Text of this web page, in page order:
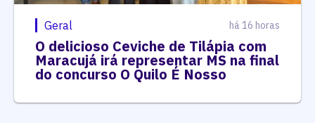
Geral há 16 horas
O delicioso Ceviche de Tilápia com
Maracujá irá representar MS na final
do concurso O Quilo É Nosso